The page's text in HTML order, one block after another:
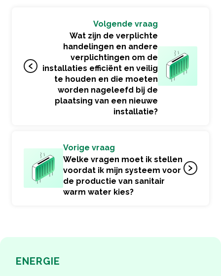
Volgende vraag
Wat zijn de verplichte
handelingen en andere
verplichtingen om de
installaties efficiënt en veilig
te houden en die moeten
worden nageleefd bij de
plaatsing van een nieuwe
installatie?
Vorige vraag
Welke vragen moet ik stellen
voordat ik mijn systeem voor
de productie van sanitair
warm water kies?
ENERGIE